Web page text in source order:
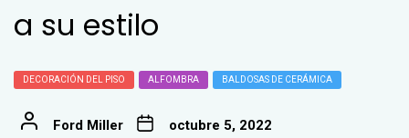
a su estilo
DECORACIÓN DEL PISO ALFOMBRA BALDOSAS DE CERÁMICA
Ford Miller octubre 5, 2022